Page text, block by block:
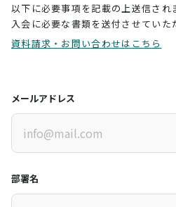
以下に必要事項を記載の上送信され
入会に必要な書類を送付させていた
資料請求・お問い合わせはこちら
メールアドレス
部署名